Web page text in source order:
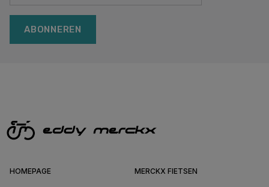
ABONNEREN
HOMEPAGE MERCKX FIETSEN